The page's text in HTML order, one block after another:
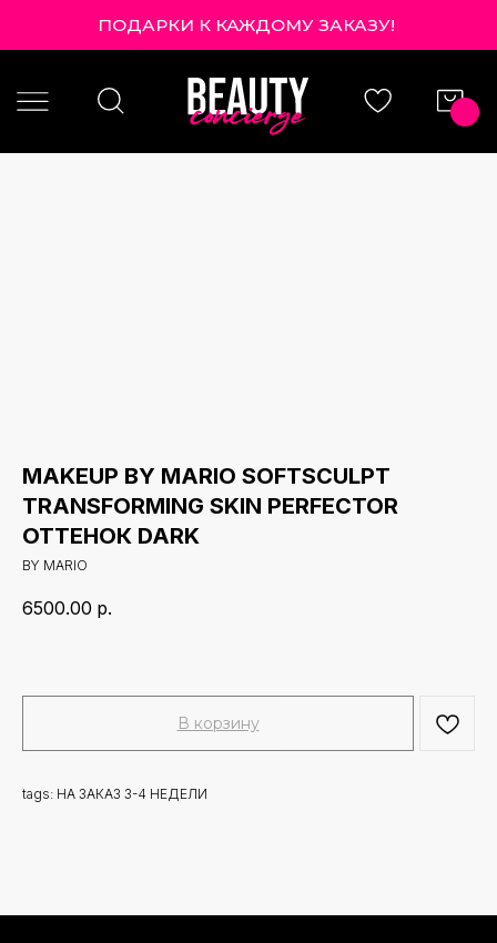
ПОДАРКИ К КАЖДОМУ ЗАКАЗУ!|
MAKEUP BY MARIO SOFTSCULPT
TRANSFORMING SKIN PERFECTOR
ОТТЕНОК DARK
BY MARIO
6500.00 р.
В корзину
tags: НА ЗАКАЗ 3-4 НЕДЕЛИ